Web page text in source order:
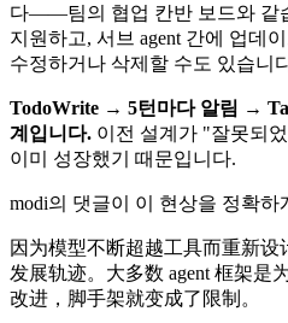
다——팀의 협업 칸반 보드와 같
지원하고, 서브 agent 간에 업데
수정하거나 삭제할 수도 있습니
TodoWrite → 5턴마다 알림 →
계입니다. 이전 설계가 "잘못되
이미 성장했기 때문입니다.
modi의 댓글이 이 현상을 정확하
因为模型不断超越工具而重新
发展轨迹。大多数 agent 框架是
改进，脚手架就变成了限制。